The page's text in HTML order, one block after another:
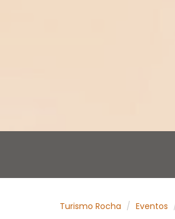
Turismo Rocha Eventos